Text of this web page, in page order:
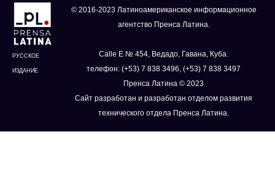
РУССКОЕ
ИЗДАНИЕ
© 2016-2023 Латиноамериканское информационное
агентство Пренса Латина.
Calle E № 454, Ведадо, Гавана, Куба.
телефон: (+53) 7 838 3496, (+53) 7 838 3497
Пренса Латина © 2023
Сайт разработан и разработан отделом развития
технического отдела Пренса Латина.